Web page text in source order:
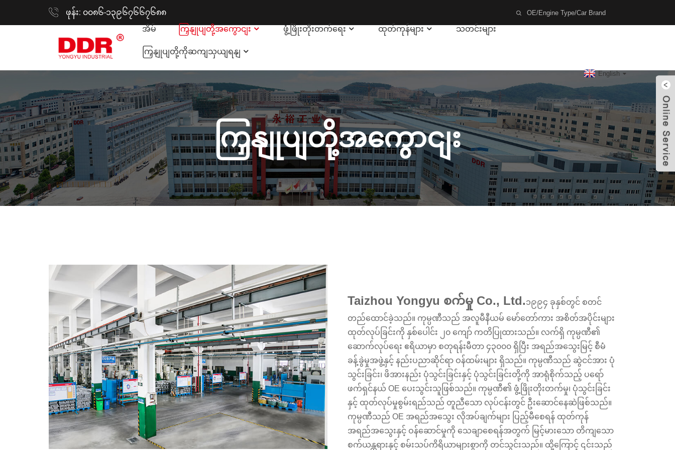
ဖုန်း: ၀၀၈၆-၁၃၉၆၇၆၆၇၆၈၈
အိမ်
ကြှနျုပျတို့အကွောငျး ဖွံ့ဖြိုးတိုးတက်ရေး ထုတ်ကုန်များ သတင်းများ
ကြှနျုပျတို့ကိုဆကျသှယျရနျ
English
ကြှနျုပျတို့အကွောငျး
Taizhou Yongyu စက်မှု Co., Ltd.၁၉၉၄ ခုနှစ်တွင် စတင်
တည်ထောင်ခဲ့သည်။ ကုမ္ပဏီသည် အလူမီနီယမ် မော်တော်ကား အစိတ်အပိုင်းများ
ထုတ်လုပ်ခြင်းကို နှစ်ပေါင်း ၂၀ ကျော် ကတိပြုထားသည်။ လက်ရှိ ကုမ္ပဏီ၏
ဆောက်လုပ်ရေး ဧရိယာမှာ စတုရန်းမီတာ ၄၃၀၀၀ ရှိပြီး အရည်အသွေးမြင့် စီမံ
ခန့်ခွဲမှုအဖွဲ့နှင့် နည်းပညာဆိုင်ရာ ဝန်ထမ်းများ ရှိသည်။ ကုမ္ပဏီသည် ဆွဲငင်အား ပုံ
သွင်းခြင်း၊ ဖိအားနည်း ပုံသွင်းခြင်းနှင့် ပုံသွင်းခြင်းတို့ကို အာရုံစိုက်သည့် ပရော်
ဖက်ရှင်နယ် OE ပေးသွင်းသူဖြစ်သည်။ ကုမ္ပဏီ၏ ဖွံ့ဖြိုးတိုးတက်မှု၊ ပုံသွင်းခြင်း
နှင့် ထုတ်လုပ်မှုစွမ်းရည်သည် တူညီသော လုပ်ငန်းတွင် ဦးဆောင်နေဆဲဖြစ်သည်။
ကုမ္ပဏီသည် OE အရည်အသွေး လိုအပ်ချက်များ ပြည့်မီစေရန် ထုတ်ကုန်
အရည်အသွေးနှင့် ဝန်ဆောင်မှုကို သေချာစေရန်အတွက် မြင့်မားသော တိကျသော
စက်ယန္တရားနှင့် စမ်းသပ်ကိရိယာများစွာကို တင်သွင်းသည်။ ထို့ကြောင့် ၎င်းသည်